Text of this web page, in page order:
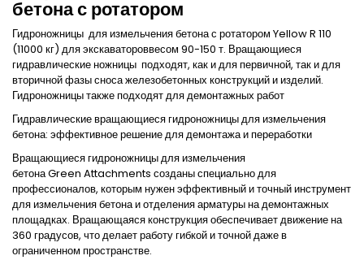
бетона с ротатором
Гидроножницы для измельчения бетона с ротатором Yellow R 110
(11000 кг) для экскаватороввесом 90-150 т. Вращающиеся
гидравлические ножницы подходят, как и для первичной, так и для
вторичной фазы сноса железобетонных конструкций и изделий.
Гидроножницы также подходят для демонтажных работ
Гидравлические вращающиеся гидроножницы для измельчения
бетона: эффективное решение для демонтажа и переработки
Вращающиеся гидроножницы для измельчения
бетонаGreen Attachments созданы специально для
профессионалов, которым нужен эффективный и точный инструмент
для измельчения бетона и отделения арматуры на демонтажных
площадках. Вращающаяся конструкция обеспечивает движение на
360 градусов, что делает работу гибкой и точной даже в
ограниченном пространстве.